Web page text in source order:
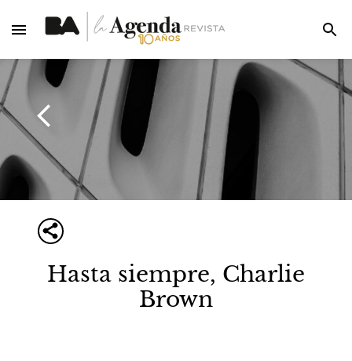
Hasta siempre, Charlie
Brown